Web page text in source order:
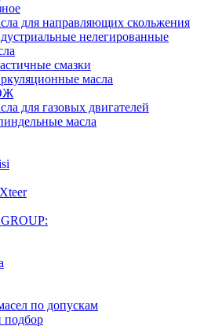
для направляющих скольжения
нелегированные
смазки
масла
для газовых двигателей
масла
по допускам
подбор